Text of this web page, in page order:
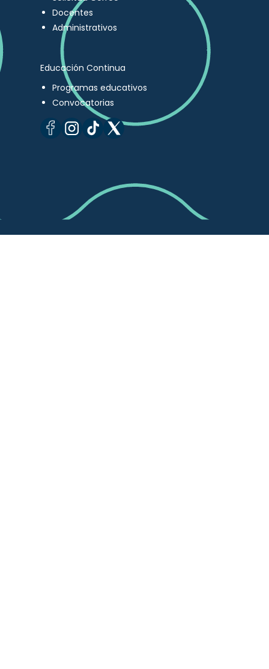
Docentes
Administrativos
Educación Continua
Programas educativos
Convocatorias